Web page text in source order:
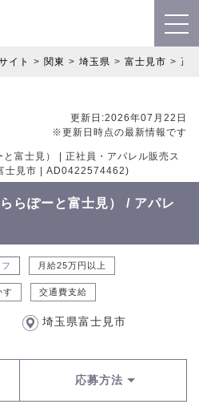
イト 関東 埼玉県 富士見市 正
更新日:2026年07月22日
※更新日時点の最新情報です
富士見） | 正社員・アパレル販売ス
士見市 | AD0422574462)
ぽーと富士見） / アパレ
月給25万円以上
す 交通費支給
埼玉県富士見市
応募方法